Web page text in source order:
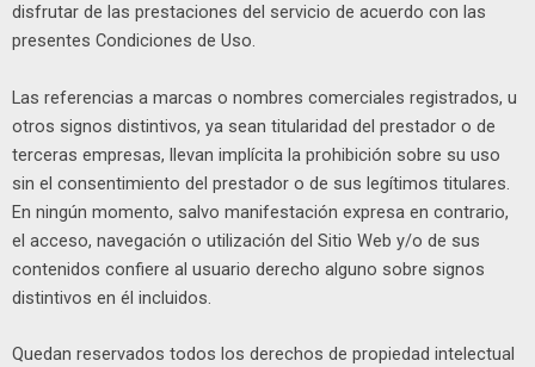
disfrutar de las prestaciones del servicio de acuerdo con las
presentes Condiciones de Uso.
Las referencias a marcas o nombres comerciales registrados, u
otros signos distintivos, ya sean titularidad del prestador o de
terceras empresas, llevan implícita la prohibición sobre su uso
sin el consentimiento del prestador o de sus legítimos titulares.
En ningún momento, salvo manifestación expresa en contrario,
el acceso, navegación o utilización del Sitio Web y/o de sus
contenidos confiere al usuario derecho alguno sobre signos
distintivos en él incluidos.
Quedan reservados todos los derechos de propiedad intelectual